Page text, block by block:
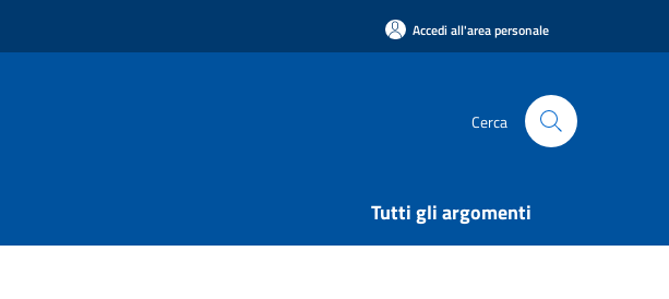
Accedi all'area personale
Cerca
Tutti gli argomenti